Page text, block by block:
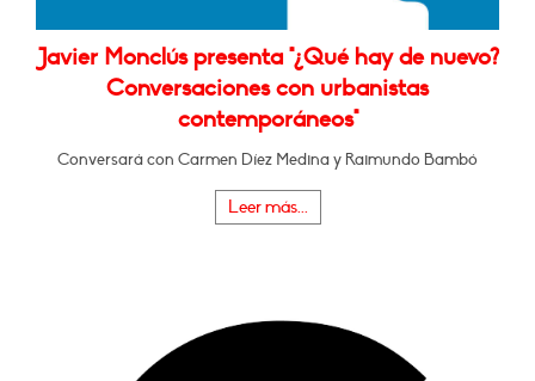
Javier Monclús presenta "¿Qué hay de nuevo?
Conversaciones con urbanistas
contemporáneos"
Conversará con Carmen Díez Medina y Raimundo Bambó
Leer más...